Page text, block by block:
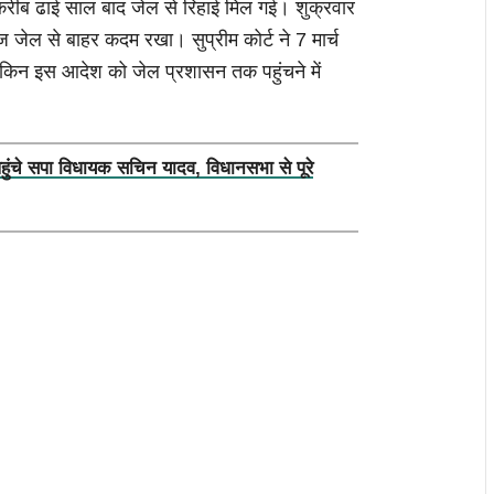
ढाई साल बाद जेल से रिहाई मिल गई। शुक्रवार
से बाहर कदम रखा। सुप्रीम कोर्ट ने 7 मार्च
इस आदेश को जेल प्रशासन तक पहुंचने में
सपा विधायक सचिन यादव, विधानसभा से पूरे